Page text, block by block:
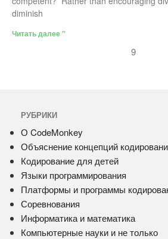
diminish
Читать далее "
9
РУБРИКИ
О CodeMonkey
Объяснение концепций
Кодирование для детей
Языки программирования
Платформы и программы
Соревнования
Информатика и математика
Компьютерные науки и не только